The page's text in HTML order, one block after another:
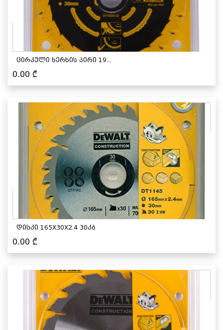
ცირკული ხერხის პირი 19...
0.00 ₾
დისკი 165X30X2.4 30კბ
0.00 ₾